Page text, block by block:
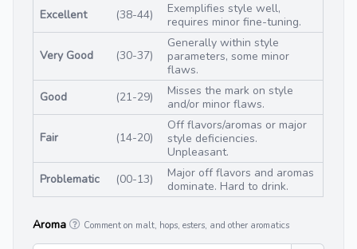
Excellent
(38-44)
Exemplifies style well,
requires minor fine-tuning.
Very Good (30-37)
Generally within style
parameters, some minor
flaws.
Good
(21-29)
Misses the mark on style
and/or minor flaws.
Fair (14-20)
Off flavors/aromas or major
style deficiencies.
Unpleasant.
Problematic
(00-13)
Major off flavors and aromas
dominate. Hard to drink.
Aroma Comment on malt, hops, esters, and other aromatics